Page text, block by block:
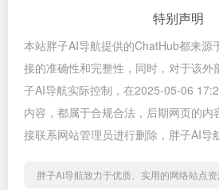
特别声明
本站胖子AI导航提供的ChatHub都来源
接的准确性和完整性，同时，对于该外
子AI导航实际控制，在2025-05-06
内容，都属于合规合法，后期网页的内
接联系网站管理员进行删除，胖子AI导
胖子AI导航致力于优质、实用的网络站点资